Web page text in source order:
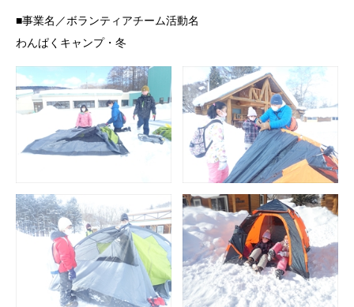
■事業名／ボランティアチーム活動名
わんぱくキャンプ・冬